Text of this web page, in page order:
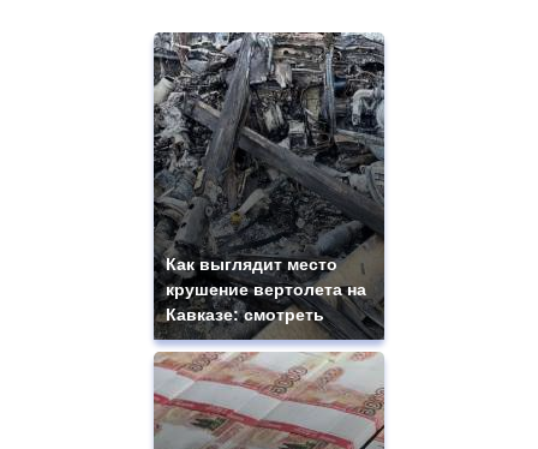
Как выглядит место
крушение вертолета на
Кавказе: смотреть